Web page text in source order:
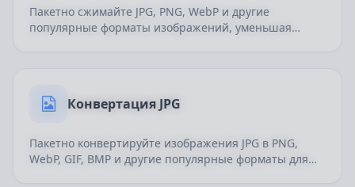
Пакетно сжимайте JPG, PNG, WebP и другие
популярные форматы изображений, уменьшая
Конвертация JPG
Пакетно конвертируйте изображения JPG в PNG,
WebP, GIF, BMP и другие популярные форматы для